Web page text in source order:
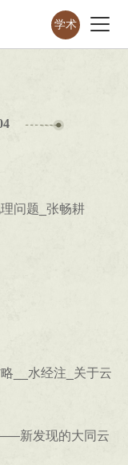
学术
问题_张畅耕
__水经注_关于云
新发现的大同云